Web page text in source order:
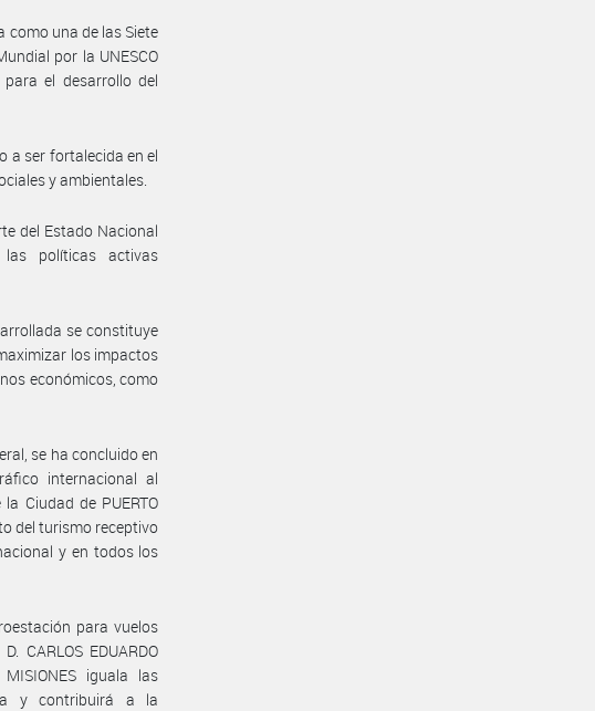
una de las Siete
por la UNESCO
el desarrollo del
a ser fortalecida en el
y ambientales.
del Estado Nacional
políticas activas
se constituye
los impactos
económicos, como
se ha concluido en
internacional al
la Ciudad de PUERTO
del turismo receptivo
y en todos los
para vuelos
CARLOS EDUARDO
iguala las
y contribuirá a la